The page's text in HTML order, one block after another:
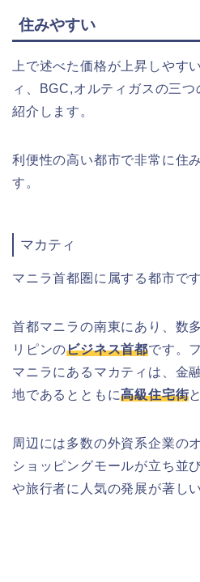
住みやすい
上で述べた価格が上昇しやす
ィ、BGC,オルティガスの三
紹介します。
利便性の高い都市で非常に住
す。
マカティ
マニラ首都圏に属する都市です
首都マニラの南東にあり、数
リピンのビジネス首都です。
マニラにあるマカティは、金
地であるとともに高級住宅街
周辺には多数の外資系企業の
ショッピングモールが立ち並
や旅行者に人気の発展が著し